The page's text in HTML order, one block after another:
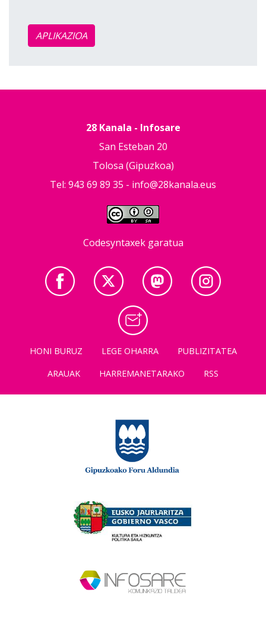
APLIKAZIOA
28 Kanala - Infosare
San Esteban 20
Tolosa (Gipuzkoa)
Tel: 943 69 89 35 - info@28kanala.eus
Codesyntaxek garatua
HONI BURUZ LEGE OHARRA
PUBLIZITATEA
ARAUAK
HARREMANETARAKO RSS